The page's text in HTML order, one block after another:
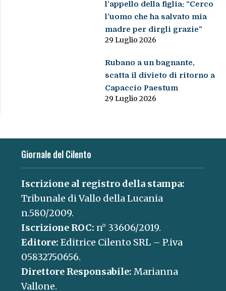
l’appello della figlia: “Cerco
l’uomo che ha salvato mia
madre per dirgli grazie”
29 Luglio 2026
Rubano a un bagnante,
scatta il divieto di ritorno a
Capaccio Paestum
29 Luglio 2026
Giornale del Cilento
Iscrizione al registro della stampa:
Tribunale di Vallo della Lucania
n.580/2009.
Iscrizione ROC: n° 33606/2019.
Editore: Editrice Cilento SRL – P.iva
05832750656.
Direttore Responsabile: Marianna
Vallone.